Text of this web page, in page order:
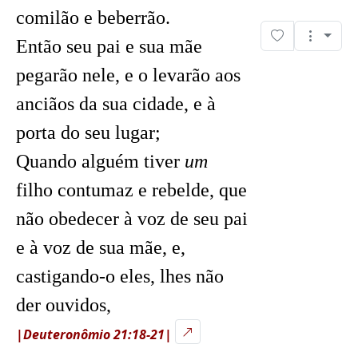
comilão e beberrão.
Então seu pai e sua mãe
pegarão nele, e o levarão aos
anciãos da sua cidade, e à
porta do seu lugar;
Quando alguém tiver um
filho contumaz e rebelde, que
não obedecer à voz de seu pai
e à voz de sua mãe, e,
castigando-o eles, lhes não
der ouvidos,
|Deuteronômio 21:18-21|